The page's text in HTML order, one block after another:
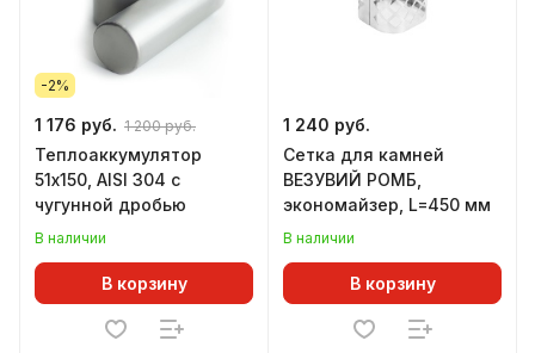
-2%
1 176 руб. 1 200 руб.
Теплоаккумулятор
51х150, AISI 304 с
чугунной дробью
В наличии
В корзину
1 240 руб.
Сетка для камней
ВЕЗУВИЙ РОМБ,
экономайзер, L=450 мм
В наличии
В корзину